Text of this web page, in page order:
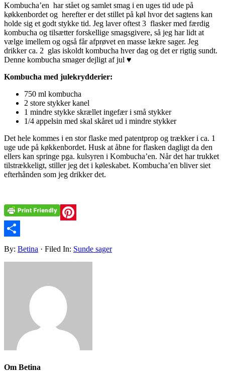
Kombucha’en har stået og samlet smag i en uges tid ude på
køkkenbordet og herefter er det stillet på køl hvor det sagtens kan
holde sig et godt stykke tid. Jeg laver oftest 3 flasker med færdig
kombucha og tilsætter forskellige smagsgivere, så jeg har lidt at
vælge imellem og også får afprøvet en masse lækre sager. Jeg
drikker ca. 2 glas iskoldt kombucha hver dag og det er rigtig sundt.
Denne kombucha smager dejligt af jul ♥
Kombucha med julekrydderier:
750 ml kombucha
2 store stykker kanel
1 mindre stykke skrællet ingefær i små stykker
1/4 appelsin med skal skåret ud i mindre stykker
Det hele kommes i en stor flaske med patentprop og trækker i ca. 1
uge ude på køkkenbordet. Husk at åbne for flasken dagligt da den
ellers kan springe pga. kulsyren i Kombucha’en. Når det har trukket
tilstrækkeligt, stiller jeg det i køleskabet. Kombucha’en bliver siet
efterhånden som jeg drikker det.
Pinterest
Share
By: Betina · Filed In: Sunde sager
Om Betina